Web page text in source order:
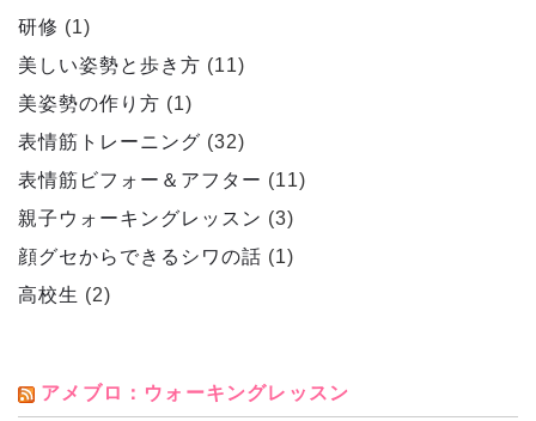
研修 (1)
美しい姿勢と歩き方 (11)
美姿勢の作り方 (1)
表情筋トレーニング (32)
表情筋ビフォー＆アフター (11)
親子ウォーキングレッスン (3)
顔グセからできるシワの話 (1)
高校生 (2)
アメブロ：ウォーキングレッスン